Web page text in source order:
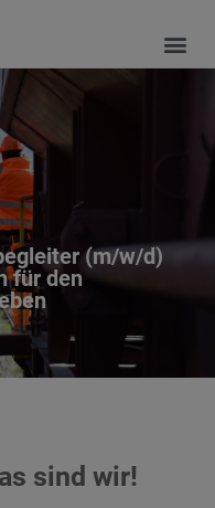
(m/w/d)
für den
sind wir!